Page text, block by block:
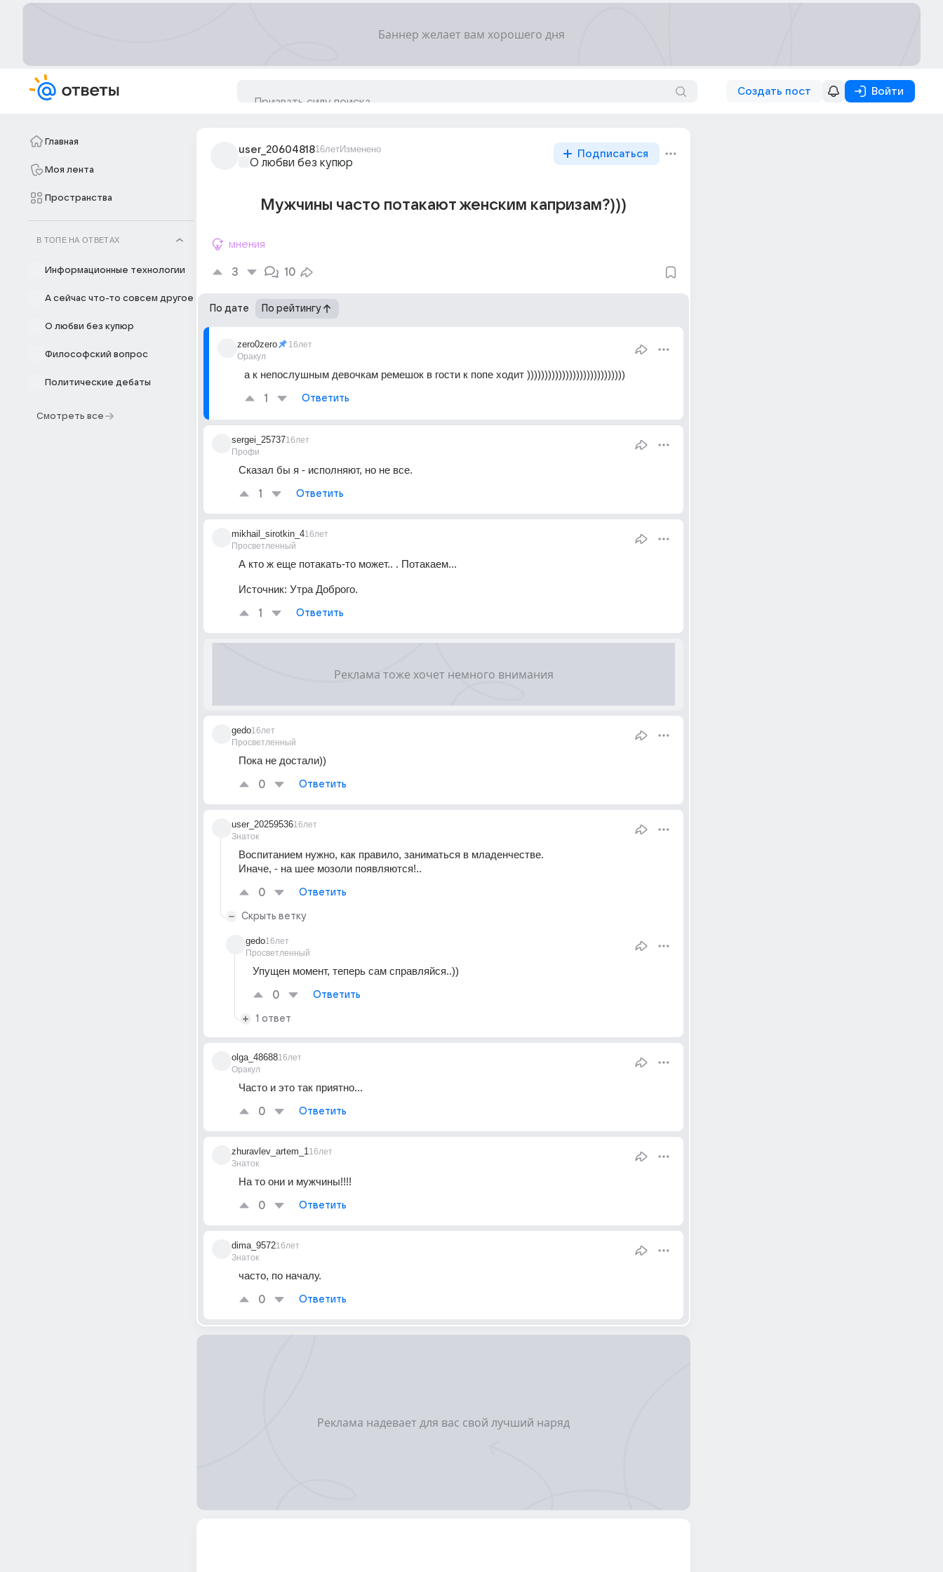
Создать пост Войти
Главная
Моя лента
Пространства
В ТОПЕ НА ОТВЕТАХ
Информационные технологии
А сейчас что-то совсем другое
О любви без купюр
Философский вопрос
Политические дебаты
Смотреть все
user_2060481816летИзменено
О любви без купюр
Подписаться
Мужчины часто потакают женским капризам?)))
мнения
3 10
По дате По рейтингу
zero0zero
Оракул
16лет
а к непослушным девочкам ремешок в гости к попе ходит ))))))))))))))))))))))))))))
1 Ответить
sergei_25737
Профи
16лет
Сказал бы я - исполняют, но не все.
1 Ответить
mikhail_sirotkin_4
Просветленный
16лет
А кто ж еще потакать-то может.. . Потакаем...
Источник: Утра Доброго.
1 Ответить
gedo
Просветленный
16лет
Пока не достали))
0 Ответить
user_20259536
Знаток
16лет
Воспитанием нужно, как правило, заниматься в младенчестве.
Иначе, - на шее мозоли появляются!..
0 Ответить
Скрыть ветку
gedo
Просветленный
16лет
Упущен момент, теперь сам справляйся..))
0 Ответить
1 ответ
olga_48688
Оракул
16лет
Часто и это так приятно...
0 Ответить
zhuravlev_artem_1
Знаток
16лет
На то они и мужчины!!!!
0 Ответить
dima_9572
Знаток
16лет
часто, по началу.
0 Ответить